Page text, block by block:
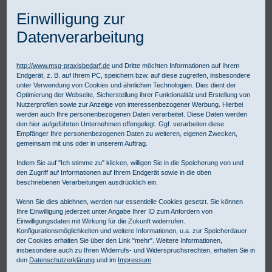
Praxisbedarf Shop Instrumente
Einmalinstrumente
AMEPRO Einmalinstrumente
Pinzetten Adson Pinzette anatomisch
Einwilligung zur
Datenverarbeitung
http://www.msg-praxisbedarf.de und Dritte möchten Informationen auf Ihrem
Endgerät, z. B. auf Ihrem PC, speichern bzw. auf diese zugreifen, insbesondere
unter Verwendung von Cookies und ähnlichen Technologien. Dies dient der
Optimierung der Webseite, Sicherstellung ihrer Funktionalität und Erstellung von
Nutzerprofilen sowie zur Anzeige von interessenbezogener Werbung. Hierbei
werden auch Ihre personenbezogenen Daten verarbeitet. Diese Daten werden
den hier aufgeführten Unternehmen offengelegt. Ggf. verarbeiten diese
Empfänger Ihre personenbezogenen Daten zu weiteren, eigenen Zwecken,
gemeinsam mit uns oder in unserem Auftrag.
Indem Sie auf "Ich stimme zu" klicken, willigen Sie in die Speicherung von und
den Zugriff auf Informationen auf Ihrem Endgerät sowie in die oben
beschriebenen Verarbeitungen ausdrücklich ein.
Wenn Sie dies ablehnen, werden nur essentielle Cookies gesetzt. Sie können
Ihre Einwilligung jederzeit unter Angabe Ihrer ID zum Anfordern von
Einwilligungsdaten mit Wirkung für die Zukunft widerrufen.
Konfigurationsmöglichkeiten und weitere Informationen, u.a. zur Speicherdauer
der Cookies erhalten Sie über den Link "mehr". Weitere Informationen,
insbesondere auch zu Ihren Widerrufs- und Widerspruchsrechten, erhalten Sie in
den Datenschutzerklärung und im Impressum